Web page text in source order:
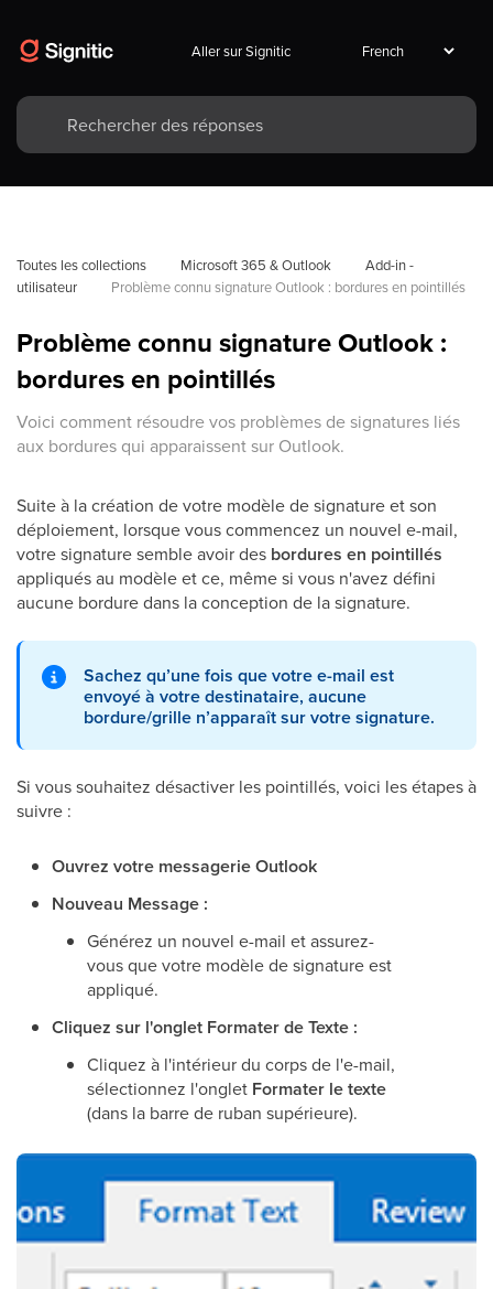
Aller sur Signitic
Toutes les collections Microsoft 365 & Outlook
Add-in -
utilisateur
Problème connu signature Outlook : bordures en pointillés
Problème connu signature Outlook :
bordures en pointillés
Voici comment résoudre vos problèmes de signatures liés
aux bordures qui apparaissent sur Outlook.
Suite à la création de votre modèle de signature et son
déploiement, lorsque vous commencez un nouvel e-mail,
votre signature semble avoir des bordures en pointillés
appliqués au modèle et ce, même si vous n'avez défini
aucune bordure dans la conception de la signature.
Sachez qu’une fois que votre e-mail est
envoyé à votre destinataire, aucune
bordure/grille n’apparaît sur votre signature.
Si vous souhaitez désactiver les pointillés, voici les étapes à
suivre :
Ouvrez votre messagerie Outlook
Nouveau Message :
Générez un nouvel e-mail et assurez-
vous que votre modèle de signature est
appliqué.
Cliquez sur l'onglet Formater de Texte :
Cliquez à l'intérieur du corps de l'e-mail,
sélectionnez l'onglet Formater le texte
(dans la barre de ruban supérieure).